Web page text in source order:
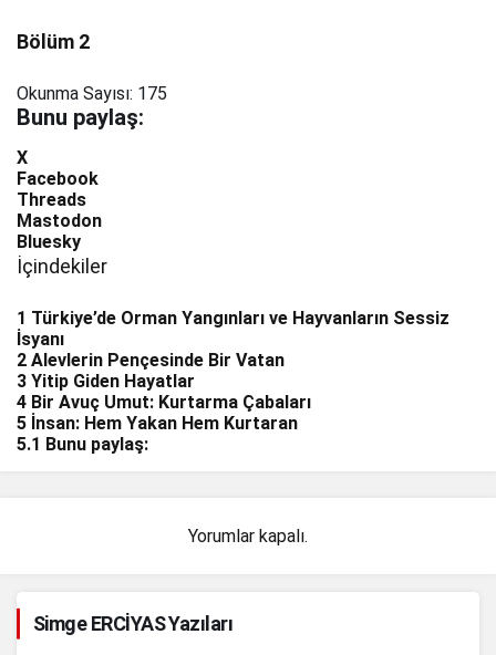
Bölüm 2
Okunma Sayısı: 175
Bunu paylaş:
X
Facebook
Threads
Mastodon
Bluesky
İçindekiler
1 Türkiye’de Orman Yangınları ve Hayvanların Sessiz
İsyanı
2 Alevlerin Pençesinde Bir Vatan
3 Yitip Giden Hayatlar
4 Bir Avuç Umut: Kurtarma Çabaları
5 İnsan: Hem Yakan Hem Kurtaran
5.1 Bunu paylaş:
Yorumlar kapalı.
Simge ERCİYAS Yazıları